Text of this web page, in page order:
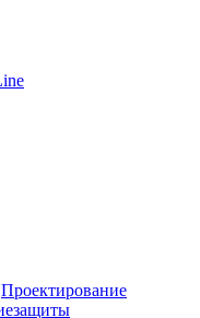
Проектирование